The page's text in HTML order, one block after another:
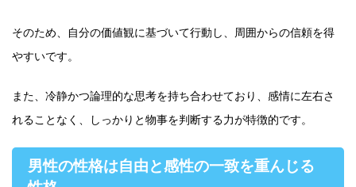
そのため、自分の価値観に基づいて行動し、周囲からの信頼を得
やすいです。
また、冷静かつ論理的な思考を持ち合わせており、感情に左右さ
れることなく、しっかりと物事を判断する力が特徴的です。
男性の性格は自由と感性の一致を重んじる